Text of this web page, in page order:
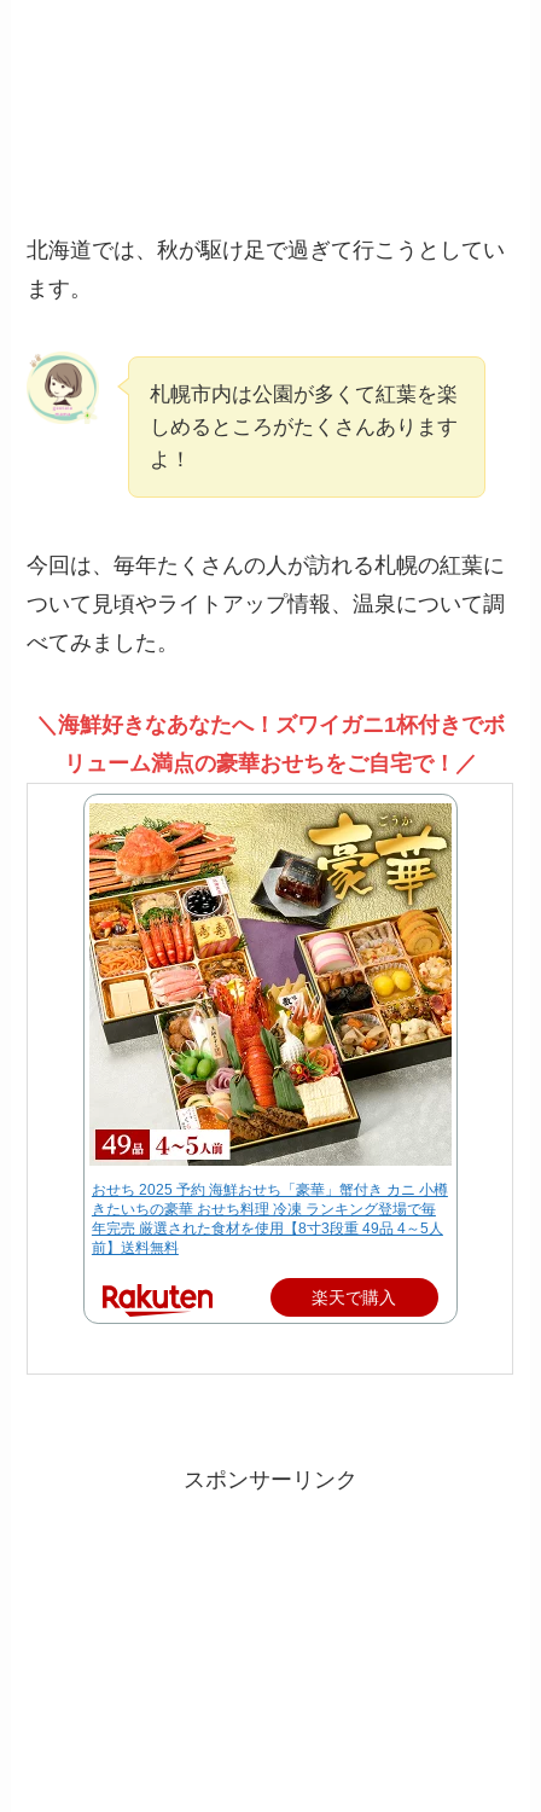
北海道では、秋が駆け足で過ぎて行こうとしてい
ます。
札幌市内は公園が多くて紅葉を楽
しめるところがたくさんあります
よ！
今回は、毎年たくさんの人が訪れる札幌の紅葉に
ついて見頃やライトアップ情報、温泉について調
べてみました。
＼海鮮好きなあなたへ！ズワイガニ1杯付きでボ
リューム満点の豪華おせちをご自宅で！／
おせち 2025 予約 海鮮おせち「豪華」蟹付き カニ 小樽
きたいちの豪華 おせち料理 冷凍 ランキング登場で毎
年完売 厳選された食材を使用【8寸3段重 49品 4～5人
前】送料無料
楽天で購入
スポンサーリンク